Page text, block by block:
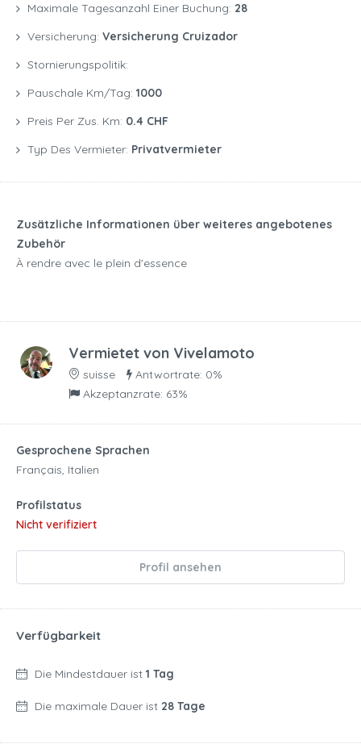
Maximale Tagesanzahl Einer Buchung: 28
Versicherung: Versicherung Cruizador
Stornierungspolitik:
Pauschale Km/Tag: 1000
Preis Per Zus. Km: 0.4 CHF
Typ Des Vermieter: Privatvermieter
Zusätzliche Informationen über weiteres angebotenes
Zubehör
À rendre avec le plein d'essence
Vermietet von Vivelamoto
suisse
Antwortrate: 0%
Akzeptanzrate: 63%
Gesprochene Sprachen
Français, Italien
Profilstatus
Nicht verifiziert
Profil ansehen
Verfügbarkeit
Die Mindestdauer ist 1 Tag
Die maximale Dauer ist 28 Tage